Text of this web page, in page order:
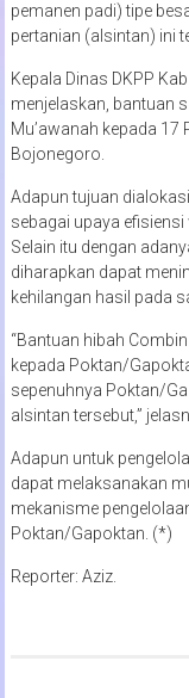
pemanen padi) tipe
pertanian (alsintan) ini
Kepala Dinas DKPP
menjelaskan, bantuan
Mu’awanah kepada
Bojonegoro.
Adapun tujuan
sebagai upaya efisiensi
Selain itu dengan
diharapkan dapat
kehilangan hasil pada
“Bantuan hibah
kepada Poktan/
sepenuhnya Poktan/
alsintan tersebut,”
Adapun untuk
dapat melaksanakan
mekanisme
Poktan/Gapoktan. (*)
Reporter: Aziz.